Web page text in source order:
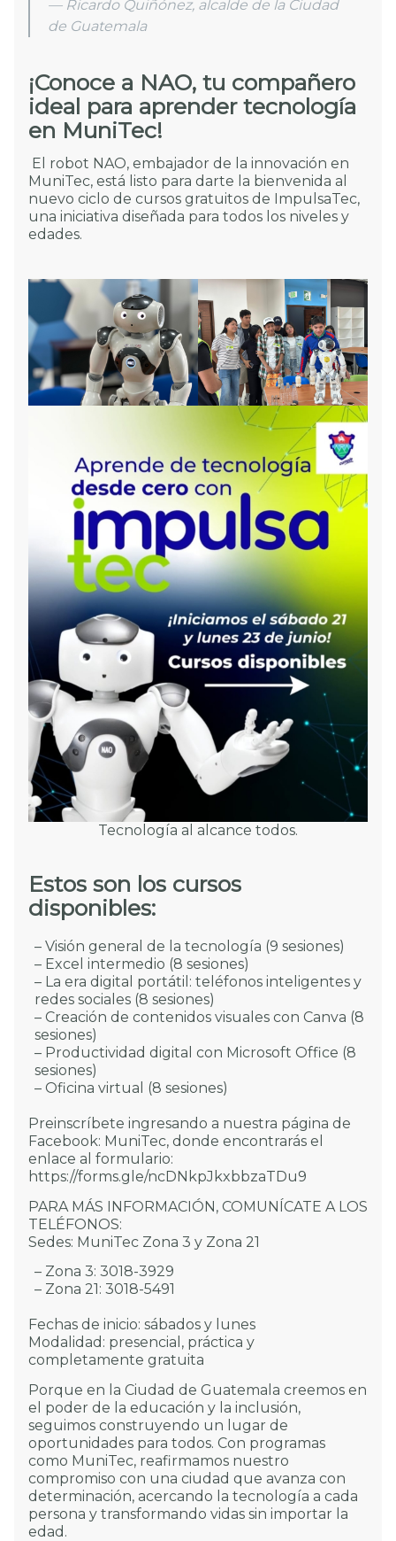
— Ricardo Quiñónez, alcalde de la Ciudad
de Guatemala
¡Conoce a NAO, tu compañero
ideal para aprender tecnología
en MuniTec!
El robot NAO, embajador de la innovación en
MuniTec, está listo para darte la bienvenida al
nuevo ciclo de cursos gratuitos de ImpulsaTec,
una iniciativa diseñada para todos los niveles y
edades.
Tecnología al alcance todos.
Estos son los cursos
disponibles:
– Visión general de la tecnología (9 sesiones)
– Excel intermedio (8 sesiones)
– La era digital portátil: teléfonos inteligentes y
redes sociales (8 sesiones)
– Creación de contenidos visuales con Canva (8
sesiones)
– Productividad digital con Microsoft Office (8
sesiones)
– Oficina virtual (8 sesiones)
Preinscríbete ingresando a nuestra página de
Facebook: MuniTec, donde encontrarás el
enlace al formulario:
https://forms.gle/ncDNkpJkxbbzaTDu9
PARA MÁS INFORMACIÓN, COMUNÍCATE A LOS
TELÉFONOS:
Sedes: MuniTec Zona 3 y Zona 21
– Zona 3: 3018-3929
– Zona 21: 3018-5491
Fechas de inicio: sábados y lunes
Modalidad: presencial, práctica y
completamente gratuita
Porque en la Ciudad de Guatemala creemos en
el poder de la educación y la inclusión,
seguimos construyendo un lugar de
oportunidades para todos. Con programas
como MuniTec, reafirmamos nuestro
compromiso con una ciudad que avanza con
determinación, acercando la tecnología a cada
persona y transformando vidas sin importar la
edad.